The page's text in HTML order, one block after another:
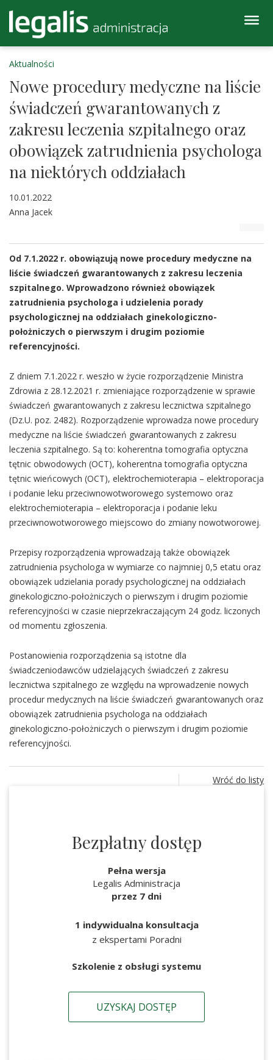
Aktualności
Nowe procedury medyczne na liście
świadczeń gwarantowanych z
zakresu leczenia szpitalnego oraz
obowiązek zatrudnienia psychologa
na niektórych oddziałach
10.01.2022
Anna Jacek
Od 7.1.2022 r. obowiązują nowe procedury medyczne na
liście świadczeń gwarantowanych z zakresu leczenia
szpitalnego. Wprowadzono również obowiązek
zatrudnienia psychologa i udzielenia porady
psychologicznej na oddziałach ginekologiczno-
położniczych o pierwszym i drugim poziomie
referencyjności.
Z dniem 7.1.2022 r. weszło w życie rozporządzenie Ministra
Zdrowia z 28.12.2021 r. zmieniające rozporządzenie w sprawie
świadczeń gwarantowanych z zakresu lecznictwa szpitalnego
(Dz.U. poz. 2482). Rozporządzenie wprowadza nowe procedury
medyczne na liście świadczeń gwarantowanych z zakresu
leczenia szpitalnego. Są to: koherentna tomografia optyczna
tętnic obwodowych (OCT), koherentna tomografia optyczna
tętnic wieńcowych (OCT), elektrochemioterapia – elektroporacja
i podanie leku przeciwnowotworowego systemowo oraz
elektrochemioterapia – elektroporacja i podanie leku
przeciwnowotworowego miejscowo do zmiany nowotworowej.
Przepisy rozporządzenia wprowadzają także obowiązek
zatrudnienia psychologa w wymiarze co najmniej 0,5 etatu oraz
obowiązek udzielania porady psychologicznej na oddziałach
ginekologiczno-położniczych o pierwszym i drugim poziomie
referencyjności w czasie nieprzekraczającym 24 godz. liczonych
od momentu zgłoszenia.
Postanowienia rozporządzenia są istotne dla
świadczeniodawców udzielających świadczeń z zakresu
lecznictwa szpitalnego ze względu na wprowadzenie nowych
procedur medycznych na liście świadczeń gwarantowanych oraz
obowiązek zatrudnienia psychologa na oddziałach
ginekologiczno-położniczych o pierwszym i drugim poziomie
referencyjności.
Wróć do listy
Bezpłatny dostęp
Pełna wersja
Legalis Administracja
przez 7 dni
1 indywidualna konsultacja
z ekspertami Poradni
Szkolenie z obsługi systemu
UZYSKAJ DOSTĘP